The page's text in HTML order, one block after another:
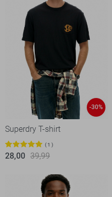
-30%
Superdry T-shirt
1
28,00 39,99